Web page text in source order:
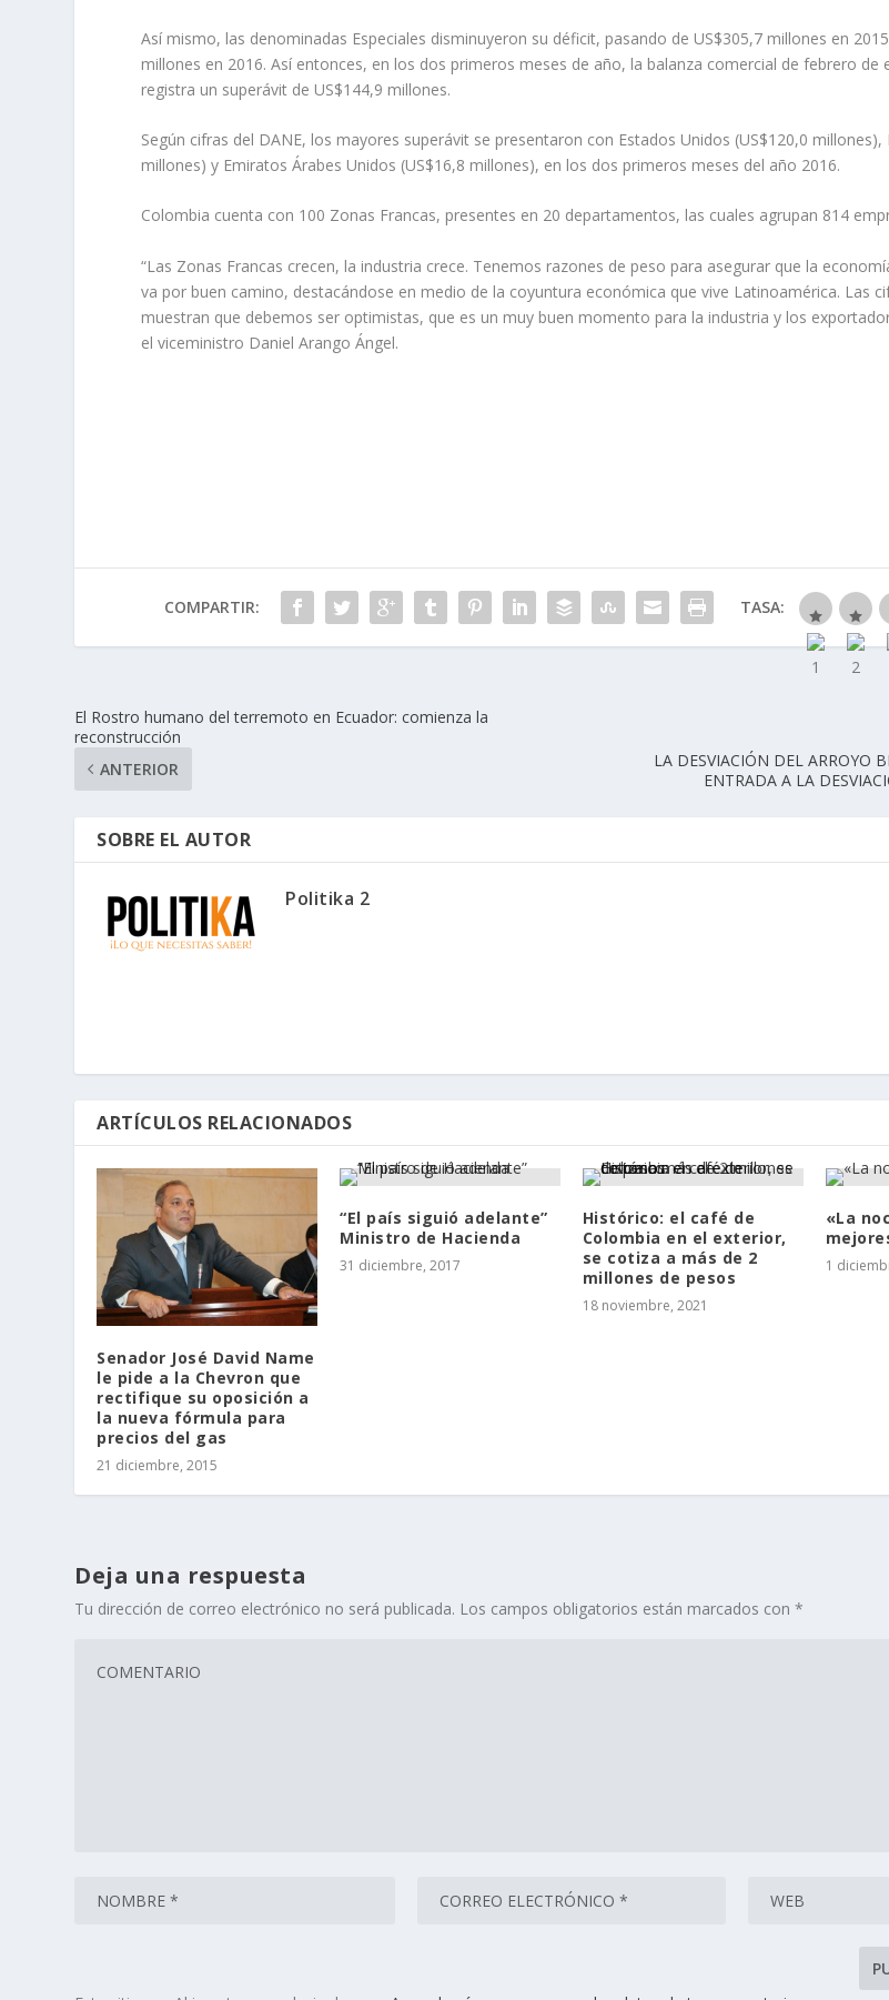
Así mismo, las denominadas Especiales disminuyeron su déficit, pasando de US$305,7 millones en
millones en 2016. Así entonces, en los dos primeros meses de año, la balanza comercial de febrero de
registra un superávit de US$144,9 millones.
Según cifras del DANE, los mayores superávit se presentaron con Estados Unidos (US$120,0 millones),
millones) y Emiratos Árabes Unidos (US$16,8 millones), en los dos primeros meses del año 2016.
Colombia cuenta con 100 Zonas Francas, presentes en 20 departamentos, las cuales agrupan 814
“Las Zonas Francas crecen, la industria crece. Tenemos razones de peso para asegurar que la
va por buen camino, destacándose en medio de la coyuntura económica que vive Latinoamérica. Las
muestran que debemos ser optimistas, que es un muy buen momento para la industria y los
el viceministro Daniel Arango Ángel.
COMPARTIR: TASA:
El Rostro humano del terremoto en Ecuador: comienza la
reconstrucción
ANTERIOR
LA DESVIACIÓN DEL ARROYO
ENTRADA A LA
SOBRE EL AUTOR
Politika 2
ARTÍCULOS RELACIONADOS
Senador José David Name
le pide a la Chevron que
rectifique su oposición a
la nueva fórmula para
precios del gas
21 diciembre, 2015
“El país siguió adelante”
Ministro de Hacienda
31 diciembre, 2017
Histórico: el café de
Colombia en el exterior,
se cotiza a más de 2
millones de pesos
18 noviembre, 2021
«La
1
Deja una respuesta
Tu dirección de correo electrónico no será publicada. Los campos obligatorios están marcados con*